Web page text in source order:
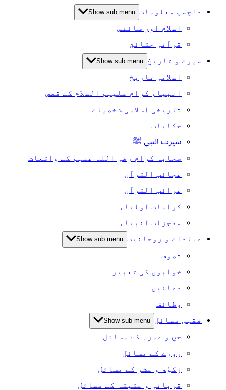
دلچسپ معلومات Show sub menu
اسلام اور سائنس
قرآنی حقائق
سیرت و تاریخ Show sub menu
اسلامی تاریخ
انبیاء کرام علیہم السلام کے قصص
تاریخی اسلامی شخصیات
حکایات
سیرت النبی ﷺ
صحابہ کرام رضی اللہ عنہم کے واقعات
عجائب القرآن
غرائب القرآن
کرامات اولیاء
معجزات انبیاء
عبادات و روحانیت Show sub menu
تصوف
خوابوں کی تعبیر
دعائیں
وظائف
فقہی مسائل Show sub menu
حج و عمرہ کے مسائل
روزے کے مسائل
زکوٰۃ و عشر کے مسائل
قربانی و عقیقہ کے مسائل